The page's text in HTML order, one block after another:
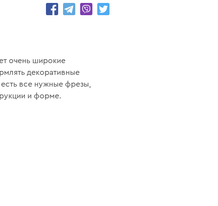
очень широкие
декоративные
все нужные фрезы,
и форме.